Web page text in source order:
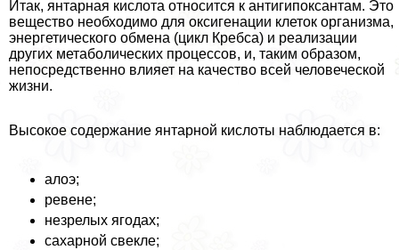
Итак, янтарная кислота относится к антигипоксантам. Это
вещество необходимо для оксигенации клеток организма,
энергетического обмена (цикл Кребса) и реализации
других метаболических процессов, и, таким образом,
непосредственно влияет на качество всей человеческой
жизни.
Высокое содержание янтарной кислоты наблюдается в:
алоэ;
ревене;
незрелых ягодах;
сахарной свекле;